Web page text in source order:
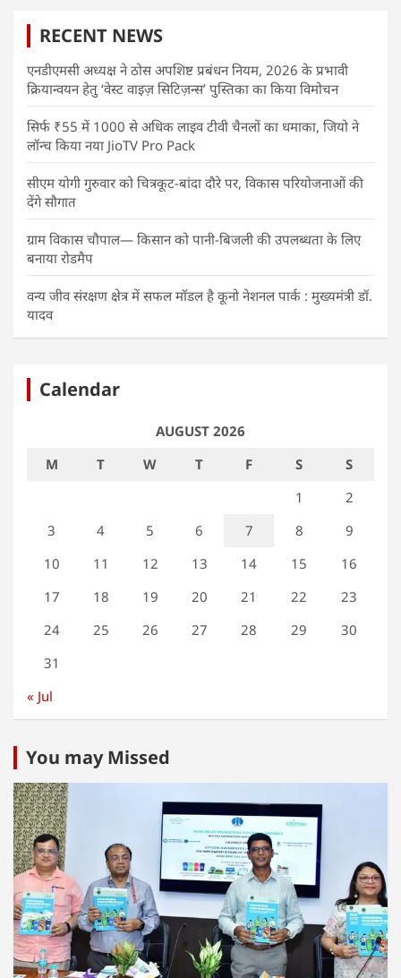
RECENT NEWS
एनडीएमसी अध्यक्ष ने ठोस अपशिष्ट प्रबंधन नियम, 2026 के प्रभावी
क्रियान्वयन हेतु ‘वेस्ट वाइज़ सिटिज़न्स’ पुस्तिका का किया विमोचन
सिर्फ ₹55 में 1000 से अधिक लाइव टीवी चैनलों का धमाका, जियो ने
लॉन्च किया नया JioTV Pro Pack
सीएम योगी गुरुवार को चित्रकूट-बांदा दौरे पर, विकास परियोजनाओं की
देंगे सौगात
ग्राम विकास चौपाल— किसान को पानी-बिजली की उपलब्धता के लिए
बनाया रोडमैप
वन्य जीव संरक्षण क्षेत्र में सफल मॉडल है कूनो नेशनल पार्क : मुख्यमंत्री डॉ.
यादव
Calendar
AUGUST 2026
M
T W T F S
S
1
2
3
4 5 6 7 8
9
10
11 12 13 14 15
16
17
18 19 20 21 22
23
24
25 26 27 28 29
30
31
« Jul
You may Missed